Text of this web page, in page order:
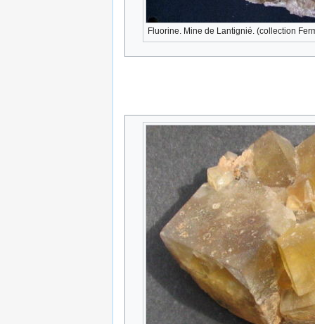
Fluorine. Mine de Lantignié. (collection